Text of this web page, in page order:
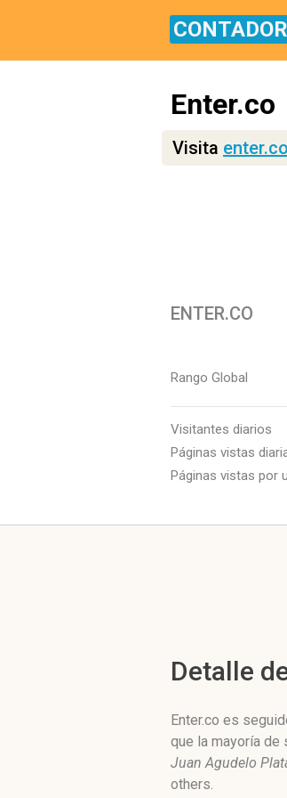
CONTADOR
Enter.co
Visita enter.co
ENTER.CO
Rango Global
Visitantes diarios
Páginas vistas
Páginas vistas por
Detalle
Enter.co es
que la mayoría de
Juan Agudelo
others.